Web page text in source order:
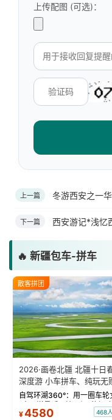
上传配图 (可选)：
上一篇 冬游西安之一
下一篇 西安游记*浅忆
🔥 新疆包车-拼车
散客拼团
2026·画卷北疆 北疆十日
深度游 小车拼车、纯玩无
物！
自驾环湖360°：用一圈车轮
“大西洋最后一滴眼泪”的极
蓝。 赛湖旅拍：甄选多款风
¥4580 468